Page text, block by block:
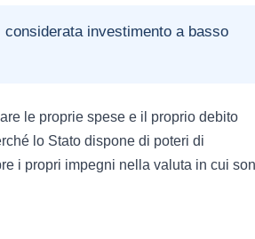
investimento a basso
le proprie spese e il proprio debito
lo Stato dispone di poteri di
i propri impegni nella valuta in cui